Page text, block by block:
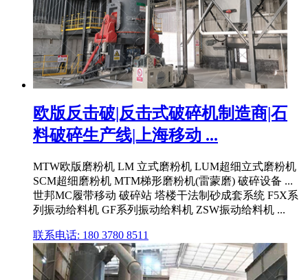
欧版反击破|反击式破碎机制造商|石
料破碎生产线|上海移动 ...
MTW欧版磨粉机 LM 立式磨粉机 LUM超细立式磨粉机
SCM超细磨粉机 MTM梯形磨粉机(雷蒙磨) 破碎设备 ...
世邦MC履带移动 破碎站 塔楼干法制砂成套系统 F5X系
列振动给料机 GF系列振动给料机 ZSW振动给料机 ...
联系电话: 180 3780 8511